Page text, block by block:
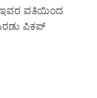
ಇವರ ವತಿಯಿಂದ
ಪಿಕಪ್